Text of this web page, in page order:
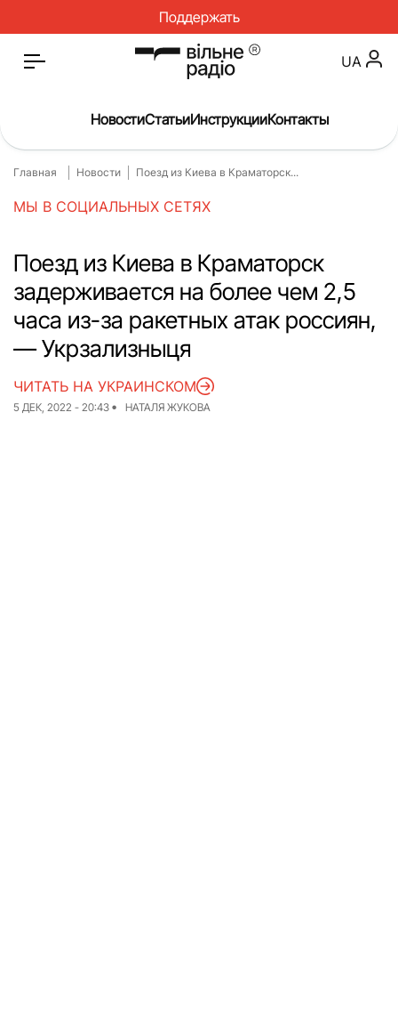
Поддержать
Главная
Новости
О нас
Инструкции
Спорт
Интервью
Досье
Репортаж
Блог
Спецпроекты
Архив проектов
UA
НовостиСтатьиИнструкцииКонтакты
Главная Новости Поезд из Киева в Краматорск...
МЫ В СОЦИАЛЬНЫХ СЕТЯХ
Поезд из Киева в Краматорск
задерживается на более чем 2,5
часа из-за ракетных атак россиян,
— Укрзализныця
5 ДЕК, 2022 - 20:43 НАТАЛЯ ЖУКОВА
ЧИТАТЬ НА УКРАИНСКОМ